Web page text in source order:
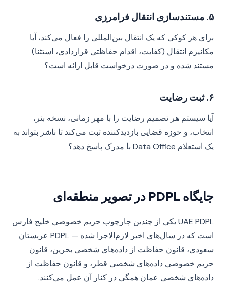
۵. مستندسازی انتقال فرامرزی
برای هر کوکی که یک انتقال بین‌المللی را فعال می‌کند، آیا
مکانیزم انتقال (کفایت، اقدام حفاظتی قراردادی، استثنا)
مستند شده و در صورت درخواست قابل ارائه است؟
۶. ثبت رضایت
آیا سیستم هر تصمیم رضایت را با مهر زمانی، نسخه بنر،
انتخاب، و حوزه قضایی بازدیدکننده ثبت می‌کند تا ناشر بتواند به
یک استعلام Data Office با مدرک پاسخ دهد؟
جایگاه PDPL در تصویر منطقه‌ای
UAE PDPL یکی از چندین چارچوب حریم خصوصی خلیج فارس
است که در سال‌های اخیر لازم‌الاجرا شده — PDPL عربستان
سعودی، قانون حفاظت از داده‌های شخصی بحرین، قانون
حریم خصوصی داده‌های شخصی قطر، و قانون حفاظت از
داده‌های شخصی عمان همگی در کنار آن عمل می‌کنند.